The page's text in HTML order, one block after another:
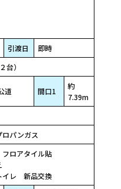
引渡日
即時
台）
間口1
約
7.39m
パンガス
ロアタイル貼
イレ 新品交換